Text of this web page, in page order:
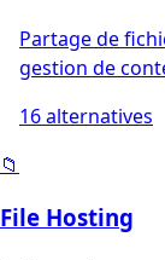
Partage de
gestion de
16alternatives
📁
File Hosting